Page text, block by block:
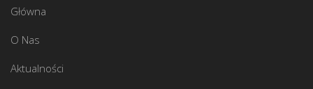
Główna
O Nas
Aktualności